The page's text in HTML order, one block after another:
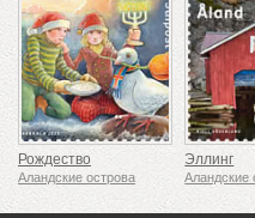
Рождество
Аландские острова
Эллинг
Аландские